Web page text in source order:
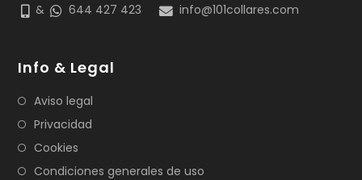
& 644 427 423 info@101collares.com
Info & Legal
Aviso legal
Privacidad
Cookies
Condiciones generales de uso